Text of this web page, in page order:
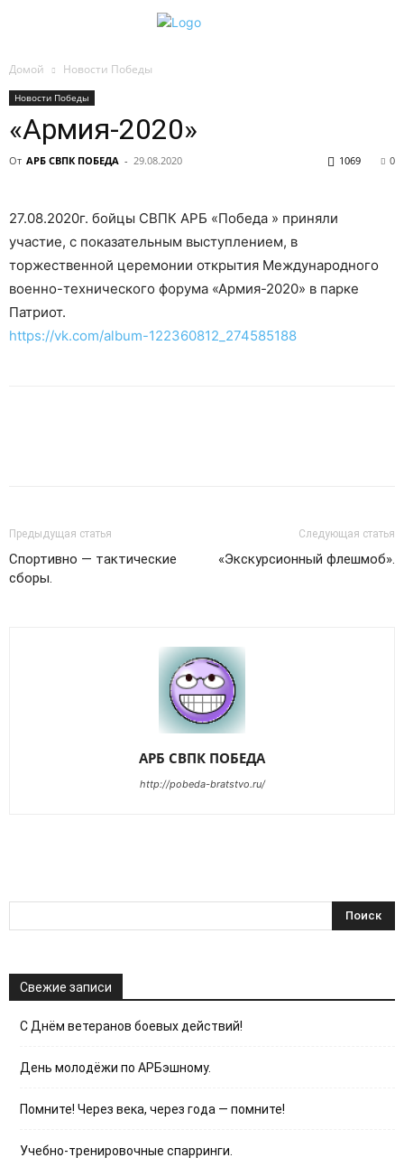
Домой Новости Победы
Новости Победы
«Армия-2020»
От АРБ СВПК ПОБЕДА - 29.08.2020 0
1069
27.08.2020г. бойцы СВПК АРБ «Победа » приняли
участие, с показательным выступлением, в
торжественной церемонии открытия Международного
военно-технического форума «Армия-2020» в парке
Патриот.
https://vk.com/album-122360812_274585188
Предыдущая статья
Спортивно — тактические
сборы.
Следующая статья
«Экскурсионный флешмоб».
АРБ СВПК ПОБЕДА
http://pobeda-bratstvo.ru/
Свежие записи
С Днём ветеранов боевых действий!
День молодёжи по АРБэшному.
Помните! Через века, через года — помните!
Учебно-тренировочные спарринги.